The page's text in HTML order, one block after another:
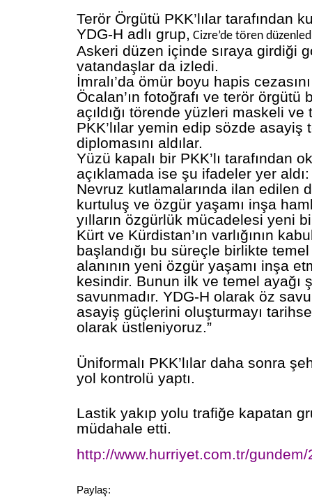
Terör Örgütü PKK’lılar tarafından
YDG-H adlı grup, Cizre’de tören
Askeri düzen içinde sıraya girdiği
vatandaşlar da izledi.
İmralı’da ömür boyu hapis
Öcalan’ın fotoğrafı ve terör örgütü
açıldığı törende yüzleri maskeli ve
PKK’lılar yemin edip sözde asayiş
diplomasını aldılar.
Yüzü kapalı bir PKK’lı tarafından
açıklamada ise şu ifadeler yer aldı:
Nevruz kutlamalarında ilan edilen
kurtuluş ve özgür yaşamı inşa
yılların özgürlük mücadelesi yeni
Kürt ve Kürdistan’ın varlığının
başlandığı bu süreçle birlikte
alanının yeni özgür yaşamı inşa
kesindir. Bunun ilk ve temel ayağı
savunmadır. YDG-H olarak öz
asayiş güçlerini oluşturmayı
olarak üstleniyoruz.”
Üniformalı PKK’lılar daha sonra
yol kontrolü yaptı.
Lastik yakıp yolu trafiğe kapatan
müdahale etti.
http://www.hurriyet.com.tr/
Paylaş: